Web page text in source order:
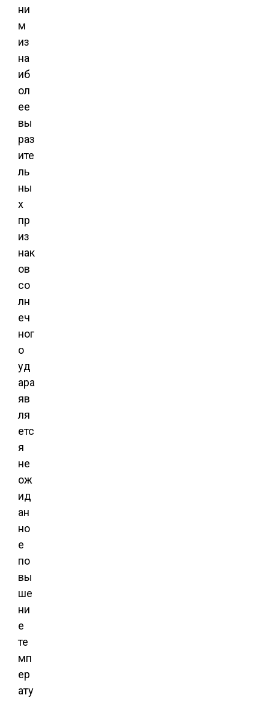
ни
м
из
на
иб
ол
ее
вы
раз
ите
ль
ны
х
пр
из
нак
ов
со
лн
еч
ног
о
уд
ара
яв
ля
етс
я
не
ож
ид
ан
но
е
по
вы
ше
ни
е
те
мп
ер
ату